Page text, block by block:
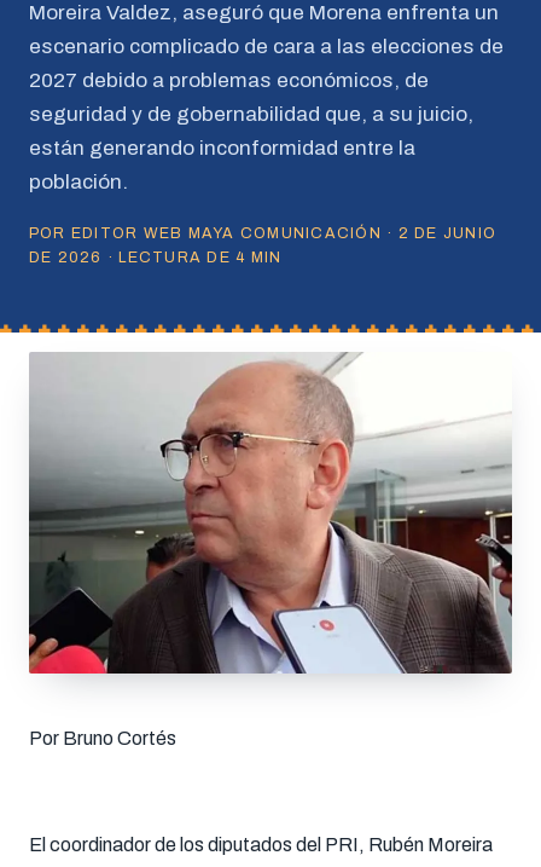
Moreira Valdez, aseguró que Morena enfrenta un
escenario complicado de cara a las elecciones de
2027 debido a problemas económicos, de
seguridad y de gobernabilidad que, a su juicio,
están generando inconformidad entre la
población.
POR EDITOR WEB MAYA COMUNICACIÓN · 2 DE JUNIO
DE 2026 · LECTURA DE 4 MIN
Por Bruno Cortés
El coordinador de los diputados del PRI, Rubén Moreira